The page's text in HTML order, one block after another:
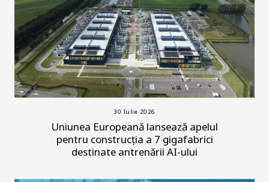
30 Iulie 2026
Uniunea Europeană lansează apelul
pentru construcția a 7 gigafabrici
destinate antrenării AI-ului